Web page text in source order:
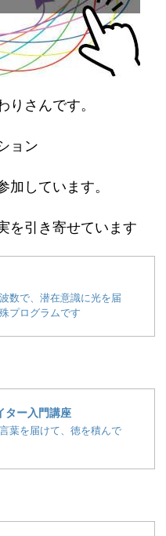
さんです。
ョン
加しています。
を引き寄せています
数で、潜在意識に光を届
プログラムです
ター入門講座
葉を届けて、徳を積んで